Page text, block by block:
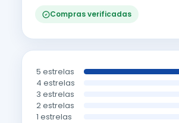
Compras verificadas
5 estrelas
4 estrelas
3 estrelas
2 estrelas
1 estrelas